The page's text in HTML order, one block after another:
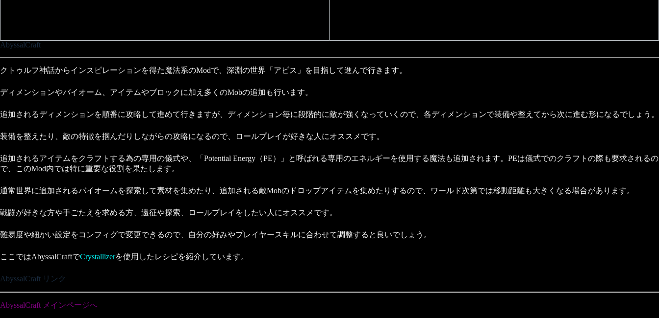
AbyssalCraft
クトゥルフ神話からインスピレーションを得た魔法系のModで、深淵の世界「アビス」を目指して進んで行きます。
ディメンションやバイオーム、アイテムやブロックに加え多くのMobの追加も行います。
追加されるディメンションを順番に攻略して進めて行きますが、ディメンション毎に段階的に敵が強くなっていくので、各ディメンションで装備や整えてから次に進む形になるでしょう。
装備を整えたり、敵の特徴を掴んだりしながらの攻略になるので、ロールプレイが好きな人にオススメです。
追加されるアイテムをクラフトする為の専用の儀式や、「Potential Energy（PE）」と呼ばれる専用のエネルギーを使用する魔法も追加されます。PEは儀式でのクラフトの際も要求されるの
で、このMod内では特に重要な役割を果たします。
通常世界に追加されるバイオームを探索して素材を集めたり、追加される敵Mobのドロップアイテムを集めたりするので、ワールド次第では移動距離も大きくなる場合があります。
戦闘が好きな方や手ごたえを求める方、遠征や探索、ロールプレイをしたい人にオススメです。
難易度や細かい設定をコンフィグで変更できるので、自分の好みやプレイヤースキルに合わせて調整すると良いでしょう。
ここではAbyssalCraftでCrystallizerを使用したレシピを紹介しています。
AbyssalCraft リンク
AbyssalCraft メインページへ